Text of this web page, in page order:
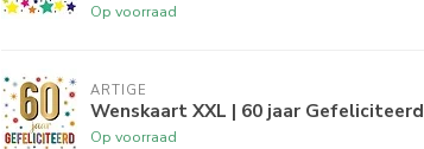
Op voorraad
ARTIGE
Wenskaart XXL | 60 jaar Gefeliciteerd
Op voorraad